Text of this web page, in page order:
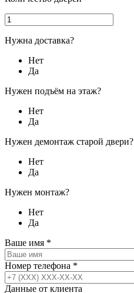
Нужна доставка?
Нет
Да
Нужен подъём на этаж?
Нет
Да
Нужен демонтаж старой двери?
Нет
Да
Нужен монтаж?
Нет
Да
Ваше имя *
Номер телефона *
Данные от клиента